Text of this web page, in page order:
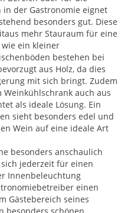
der Gastronomie eignet
besonders gut. Diese
mehr Stauraum für eine
wie ein kleiner
bestehen bei
aus Holz, da dies
mit sich bringt. Zudem
auch aus
als ideale Lösung. Ein
sieht besonders edel und
Wein auf eine ideale Art
besonders anschaulich
jederzeit für einen
Innenbeleuchtung
einen
Gästebereich seines